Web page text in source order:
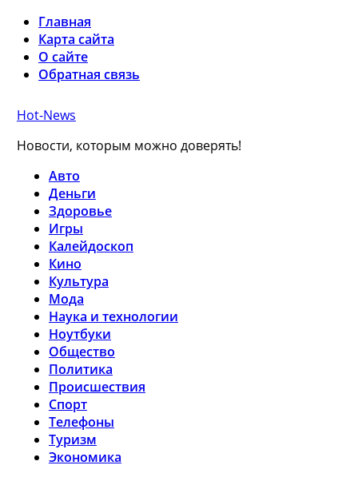
Главная
Карта сайта
О сайте
Обратная связь
Hot-News
Новости, которым можно доверять!
Авто
Деньги
Здоровье
Игры
Калейдоскоп
Кино
Культура
Мода
Наука и технологии
Ноутбуки
Общество
Политика
Происшествия
Спорт
Телефоны
Туризм
Экономика